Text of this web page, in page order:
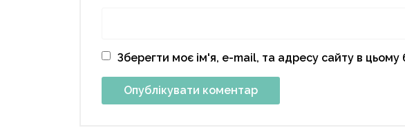
Зберегти моє ім'я, e-mail, та адресу сайту в